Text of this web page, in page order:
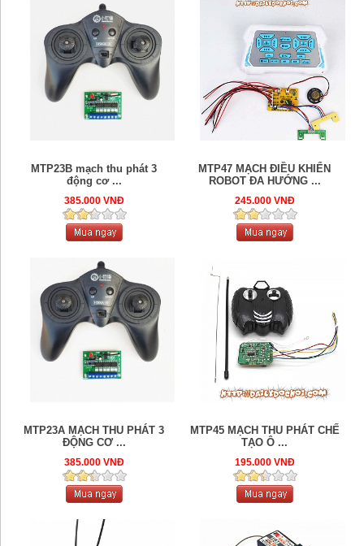
MTP23B mạch thu phát 3
động cơ ...
385.000 VNĐ
MTP47 MẠCH ĐIỀU KHIỂN
ROBOT ĐA HƯỚNG ...
245.000 VNĐ
MTP23A MẠCH THU PHÁT 3
ĐỘNG CƠ ...
385.000 VNĐ
MTP45 MẠCH THU PHÁT CHẾ
TẠO Ô ...
195.000 VNĐ